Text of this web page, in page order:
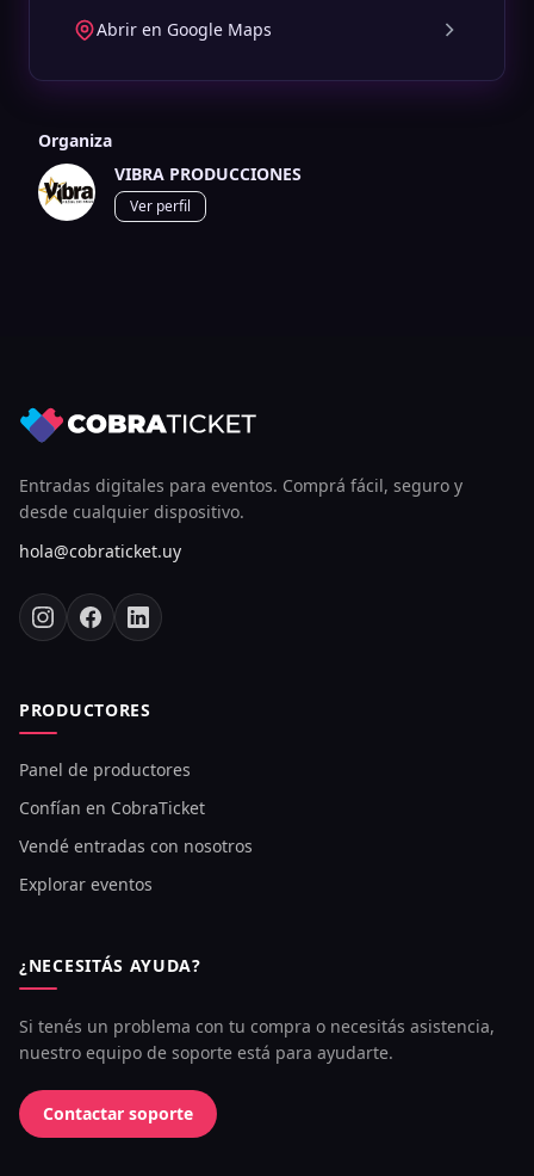
Abrir en Google Maps
Organiza
VIBRA PRODUCCIONES
Ver perfil
Entradas digitales para eventos. Comprá fácil, seguro y
desde cualquier dispositivo.
hola@cobraticket.uy
PRODUCTORES
Panel de productores
Confían en CobraTicket
Vendé entradas con nosotros
Explorar eventos
¿NECESITÁS AYUDA?
Si tenés un problema con tu compra o necesitás asistencia,
nuestro equipo de soporte está para ayudarte.
Contactar soporte